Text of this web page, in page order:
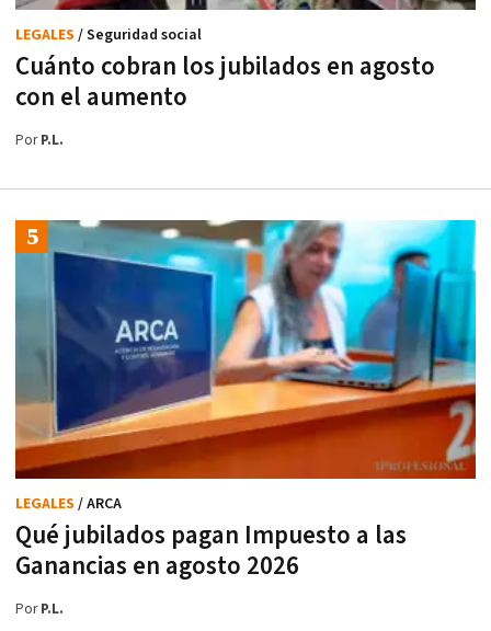
Cuánto cobran los jubilados en agosto
con el aumento
LEGALES / Seguridad social
PorP.L.
Qué jubilados pagan Impuesto a las
Ganancias en agosto 2026
LEGALES / ARCA
PorP.L.